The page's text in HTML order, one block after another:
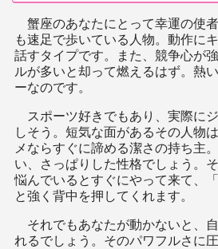
蟹座のあなたにとって幸運の使
も速足で歩いている人物。動作に
話すタイプです。また、競争心が
ルが多いと却って燃えるはず。熱
ーなのです。
スポーツ好きでもあり、実際に
しそう。短気な面があるその人物
メならすぐに諦める潔さの持ち主
い、さっぱりした性格でしょう。
悩んでいるとすぐにやって来て、
と強く背中を押してくれます。
それでもあなたが動かないと、
れるでしょう。そのパワフルさに